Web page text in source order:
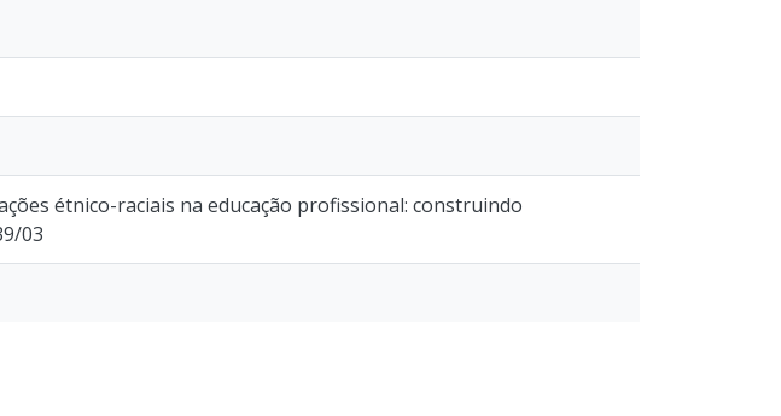
étnico-raciais na educação profissional: construindo
03